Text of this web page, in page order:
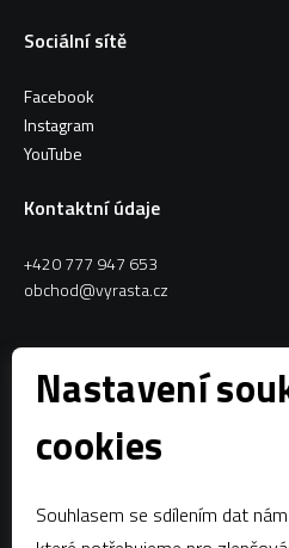
Sociální sítě
Facebook
Instagram
YouTube
Kontaktní údaje
+420 777 947 653
obchod@vyrasta.cz
Kontakty
Spytihněv 145
Nastavení
cookies
Souhlasem se sdílením dat